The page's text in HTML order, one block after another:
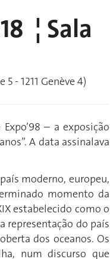
¦ Sala
- 1211 Genève 4)
– a exposição
A data assinalava
moderno, europeu,
momento da
estabelecido como o
representação do país
dos oceanos. Os
num discurso que